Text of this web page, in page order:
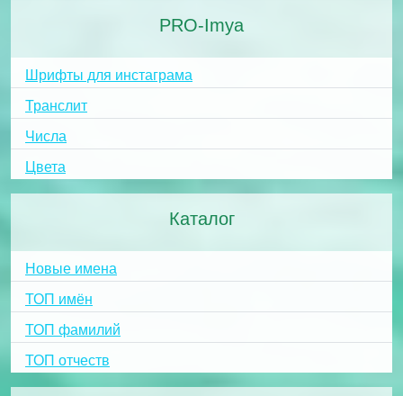
PRO-Imya
Шрифты для инстаграма
Транслит
Числа
Цвета
Каталог
Новые имена
ТОП имён
ТОП фамилий
ТОП отчеств